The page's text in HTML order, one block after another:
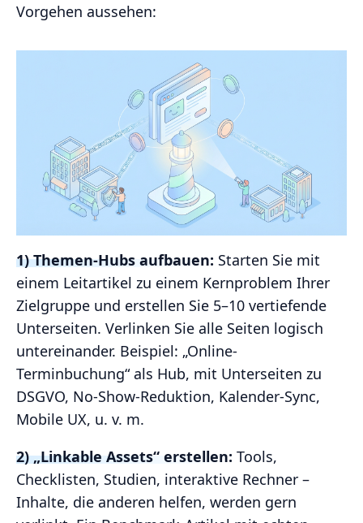
Vorgehen aussehen:
1) Themen-Hubs aufbauen: Starten Sie mit
einem Leitartikel zu einem Kernproblem Ihrer
Zielgruppe und erstellen Sie 5–10 vertiefende
Unterseiten. Verlinken Sie alle Seiten logisch
untereinander. Beispiel: „Online-
Terminbuchung“ als Hub, mit Unterseiten zu
DSGVO, No-Show-Reduktion, Kalender-Sync,
Mobile UX, u. v. m.
2) „Linkable Assets“ erstellen: Tools,
Checklisten, Studien, interaktive Rechner –
Inhalte, die anderen helfen, werden gern